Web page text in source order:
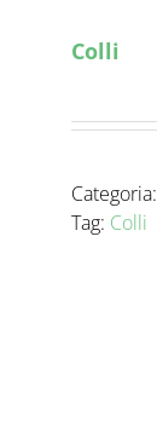
Colli
Categoria:
Tag: Colli